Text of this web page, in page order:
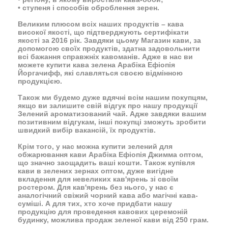
• ступеня і способів оброблення зерен.
Великим плюсом всіх наших продуктів – кава
високої якості, що підтверджують сертифікати
якості за 2016 рік. Завдяки цьому Магазин кави, за
допомогою своїх продуктів, здатна задовольнити
всі бажання справжніх кавоманів. Адже в нас ви
можете купити кава зелена Арабіка Ефіопія
Йоргачифф, які славляться своєю відмінною
продукцією.
Також ми будемо дуже вдячні всім нашим покупцям,
якщо ви залишите свій відгук про нашу продукції
Зелений ароматизований чай. Адже завдяки вашим
позитивним відгукам, інші покупці зможуть зробити
швидкий вибір вакансій, їх продуктів.
Крім того, у нас можна купити зелений для
обжарювання кави Арабіка Ефіопія Джимма оптом,
що значно заощадить ваші кошти. Також купівля
кави в зелених зернах оптом, дуже вигідне
вкладення для невеликих кав'ярень зі своїм
ростером. Для кав'ярень без нього, у нас є
аналогічний свіжий чорний кава або магічні кава-
суміші. А для тих, хто хоче придбати нашу
продукцію для проведення кавових церемоній
будинку, можлива продаж зеленої кави від 250 грам.